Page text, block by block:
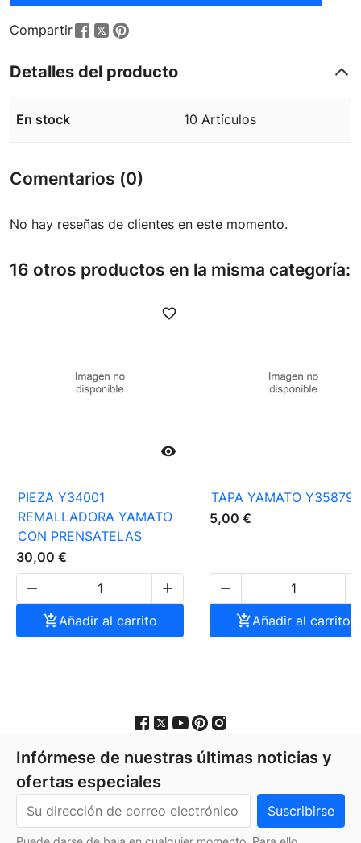
Compartir
Detalles del producto
En stock 10 Artículos
Comentarios (0)
No hay reseñas de clientes en este momento.
16 otros productos en la misma categoría:

favorite_border
PIEZA Y34001
REMALLADORA YAMATO
CON PRENSATELAS
30,00 €


Añadir al carrito
TAPA YAMATO Y35879
5,00 €

Añadir al carrito
Infórmese de nuestras últimas noticias y
ofertas especiales